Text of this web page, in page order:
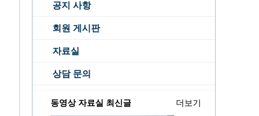
공지 사항
회원 게시판
자료실
상담 문의
동영상 자료실 최신글 더보기